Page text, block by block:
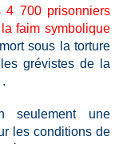
4 700 prisonniers
faim symbolique
sous la torture
grévistes de la
seulement une
les conditions de